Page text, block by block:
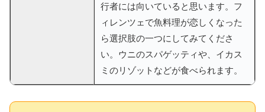
行者には向いていると思います。フ
ィレンツェで魚料理が恋しくなった
ら選択肢の一つにしてみてくださ
い。ウニのスパゲッティや、イカス
ミのリゾットなどが食べられます。